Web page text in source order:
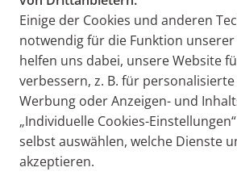
Einige der Cookies und anderen
notwendig für die Funktion
helfen uns dabei, unsere Website
verbessern, z. B. für
Werbung oder Anzeigen- und
„Individuelle Cookies-
selbst auswählen, welche Dienste
akzeptieren.
wird
Interview mit
deren Tochter
Mukoviszidose